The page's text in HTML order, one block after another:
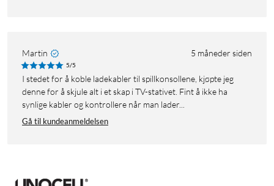
Martin 5 måneder siden
5/5
I stedet for å koble ladekabler til spillkonsollene, kjøpte jeg
denne for å skjule alt i et skap i TV-stativet. Fint å ikke ha
synlige kabler og kontrollere når man lader...
Gå til kundeanmeldelsen